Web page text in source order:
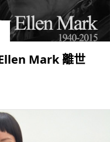
Mark 離世